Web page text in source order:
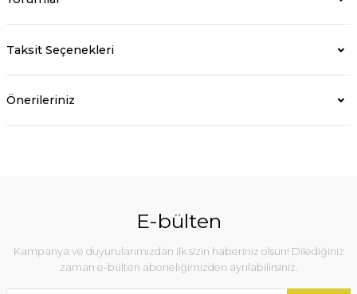
Taksit Seçenekleri
Önerileriniz
E-bülten
Kampanya ve duyurularımızdan ilk sizin haberiniz olsun! Dilediğiniz
zaman e-bülten aboneliğimizden ayrılabilirsiniz.